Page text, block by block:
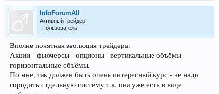
InfoForumAll
Активный трейдер
Пользователь
Вполне понятная эволюция трейдера:
Акции - фьючерсы - опционы - вертикальные объёмы -
горизонтальные объёмы.
По мне, так должен быть очень интересный курс - не надо
городить отдельную систему т.к. она уже есть в виде